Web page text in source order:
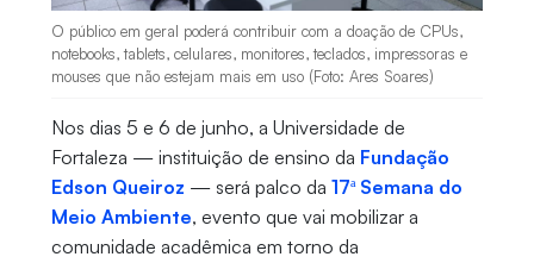
O público em geral poderá contribuir com a doação de CPUs,
notebooks, tablets, celulares, monitores, teclados, impressoras e
mouses que não estejam mais em uso (Foto: Ares Soares)
Nos dias 5 e 6 de junho, a Universidade de
Fortaleza — instituição de ensino da Fundação
Edson Queiroz — será palco da 17ª Semana do
Meio Ambiente, evento que vai mobilizar a
comunidade acadêmica em torno da